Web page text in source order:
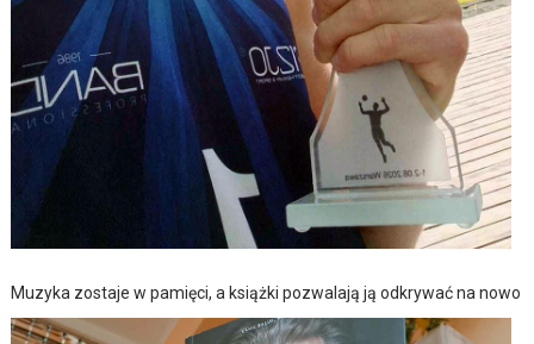
Muzyka zostaje w pamięci, a książki pozwalają ją odkrywać na nowo